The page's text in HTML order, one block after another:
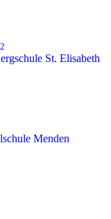
St. Elisabeth
Menden